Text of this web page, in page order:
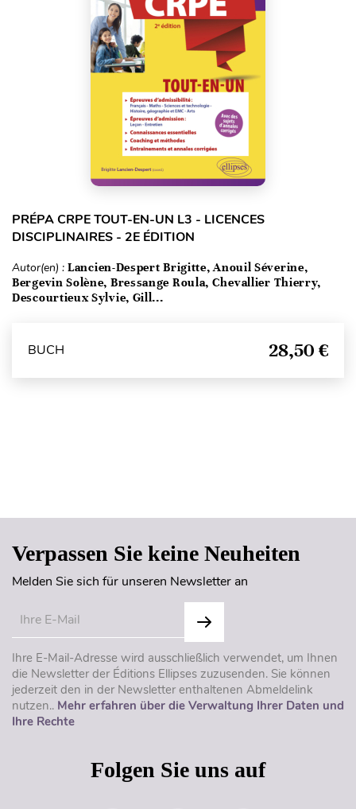
PRÉPA CRPE TOUT-EN-UN L3 - LICENCES
DISCIPLINAIRES - 2E ÉDITION
Autor(en) : Lancien-Despert Brigitte, Anouil Séverine,
Bergevin Solène, Bressange Roula, Chevallier Thierry,
Descourtieux Sylvie, Gill...
BUCH 28,50 €
Verpassen Sie keine Neuheiten
Melden Sie sich für unseren Newsletter an
Ihre E-Mail-Adresse wird ausschließlich verwendet, um Ihnen
die Newsletter der Éditions Ellipses zuzusenden. Sie können
jederzeit den in der Newsletter enthaltenen Abmeldelink
nutzen.. Mehr erfahren über die Verwaltung Ihrer Daten und
Ihre Rechte
Folgen Sie uns auf